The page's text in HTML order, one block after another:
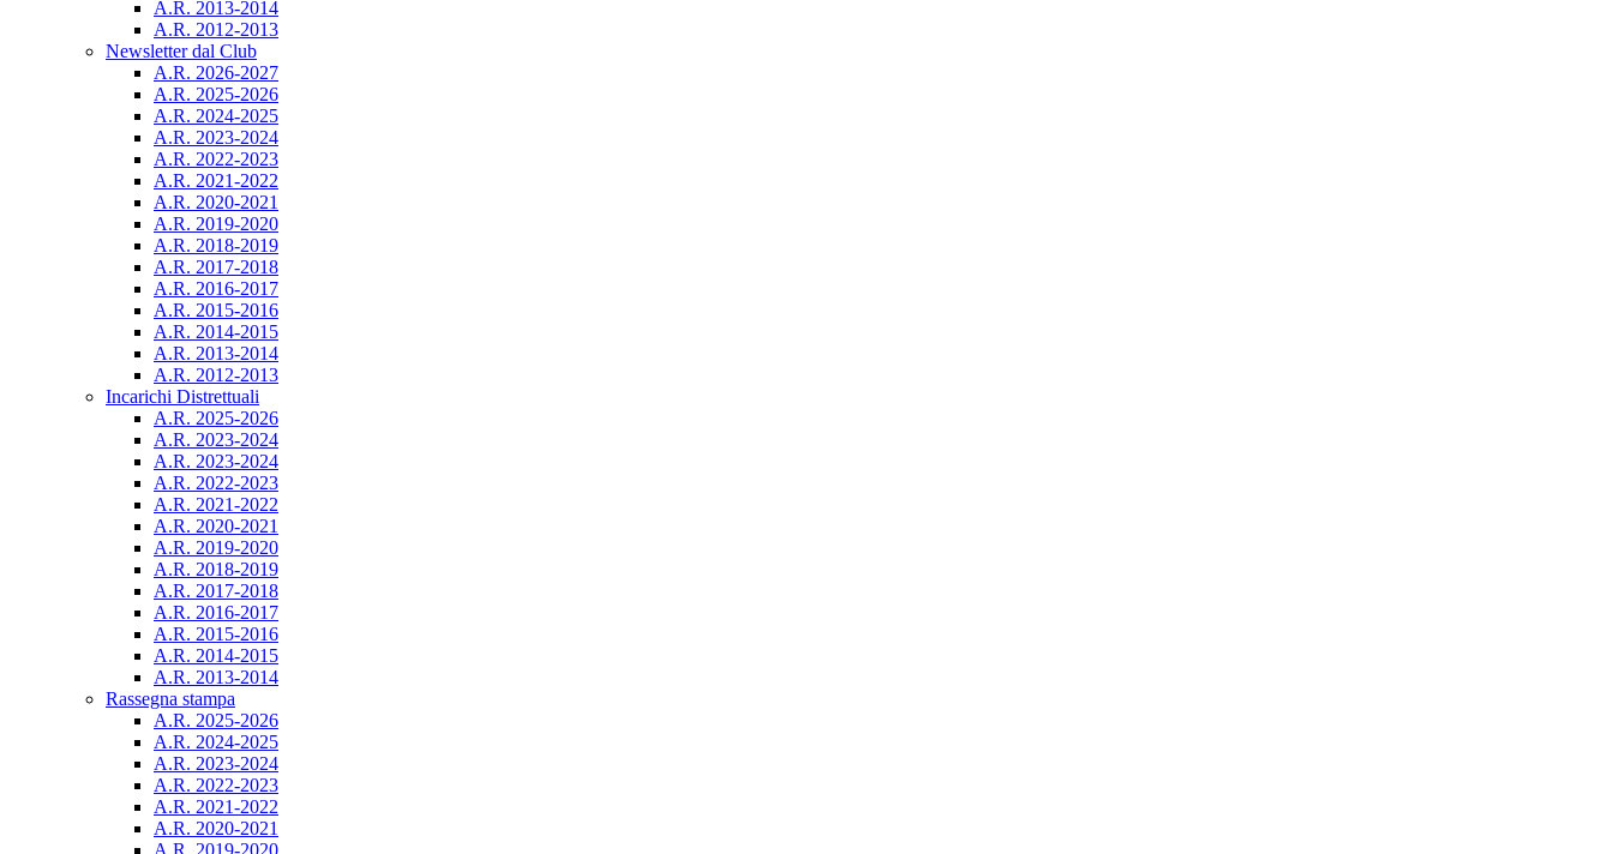
A.R. 2013-2014
A.R. 2012-2013
Newsletter dal Club
A.R. 2026-2027
A.R. 2025-2026
A.R. 2024-2025
A.R. 2023-2024
A.R. 2022-2023
A.R. 2021-2022
A.R. 2020-2021
A.R. 2019-2020
A.R. 2018-2019
A.R. 2017-2018
A.R. 2016-2017
A.R. 2015-2016
A.R. 2014-2015
A.R. 2013-2014
A.R. 2012-2013
Incarichi Distrettuali
A.R. 2025-2026
A.R. 2023-2024
A.R. 2023-2024
A.R. 2022-2023
A.R. 2021-2022
A.R. 2020-2021
A.R. 2019-2020
A.R. 2018-2019
A.R. 2017-2018
A.R. 2016-2017
A.R. 2015-2016
A.R. 2014-2015
A.R. 2013-2014
Rassegna stampa
A.R. 2025-2026
A.R. 2024-2025
A.R. 2023-2024
A.R. 2022-2023
A.R. 2021-2022
A.R. 2020-2021